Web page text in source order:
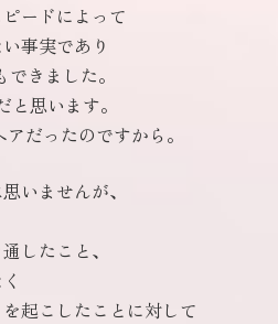
ードによって
事実であり
きました。
思います。
だったのですから。
いませんが、
したこと、
起こしたことに対して